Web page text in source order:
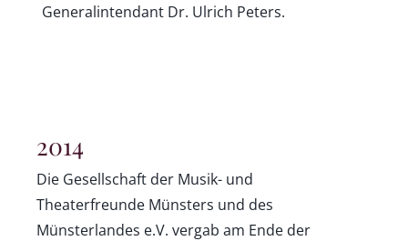
Generalintendant Dr. Ulrich Peters.
2014
Die Gesellschaft der Musik- und
Theaterfreunde Münsters und des
Münsterlandes e.V. vergab am Ende der